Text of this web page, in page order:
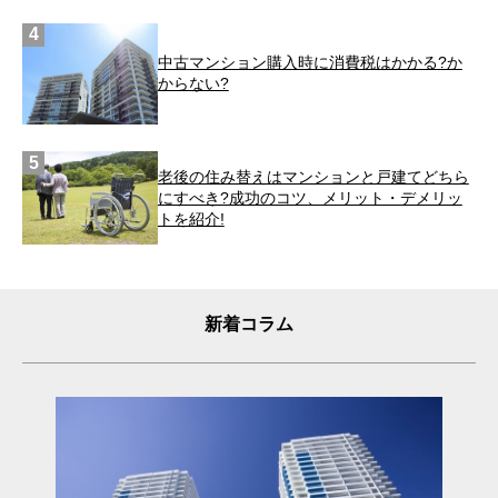
中古マンション購入時に消費税はかかる?か
からない?
老後の住み替えはマンションと戸建てどちら
にすべき?成功のコツ、メリット・デメリッ
トを紹介!
新着コラム